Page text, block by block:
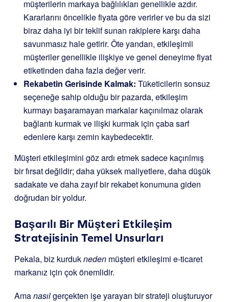
müşterilerin markaya bağlılıkları genellikle azdır.
Kararlarını öncelikle fiyata göre verirler ve bu da sizi
biraz daha iyi bir teklif sunan rakiplere karşı daha
savunmasız hale getirir. Öte yandan, etkileşimli
müşteriler genellikle ilişkiye ve genel deneyime fiyat
etiketinden daha fazla değer verir.
Rekabetin Gerisinde Kalmak: Tüketicilerin sonsuz
seçeneğe sahip olduğu bir pazarda, etkileşim
kurmayı başaramayan markalar kaçınılmaz olarak
bağlantı kurmak ve ilişki kurmak için çaba sarf
edenlere karşı zemin kaybedecektir.
Müşteri etkileşimini göz ardı etmek sadece kaçırılmış
bir fırsat değildir; daha yüksek maliyetlere, daha düşük
sadakate ve daha zayıf bir rekabet konumuna giden
doğrudan bir yoldur.
Başarılı Bir Müşteri Etkileşim
Stratejisinin Temel Unsurları
Pekala, biz kurdukneden müşteri etkileşimi e-ticaret
markanız için çok önemlidir.
Amanasılgerçekten işe yarayan bir strateji oluşturuyor